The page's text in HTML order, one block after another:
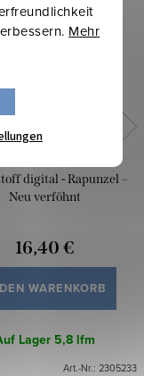
Mehr
digital - Rapunzel –
Neu verföhnt
16,40 €
WARENKORB
Lager 5,8 lfm
Art.-Nr.: 2305233